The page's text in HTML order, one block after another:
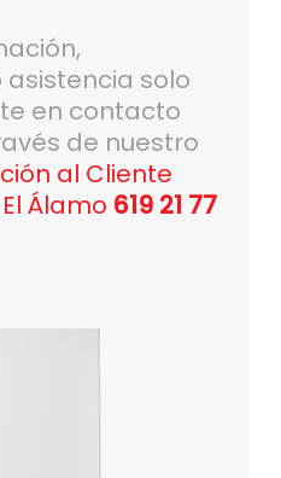
solo
en contacto
de nuestro
al Cliente
Álamo 619 21 77